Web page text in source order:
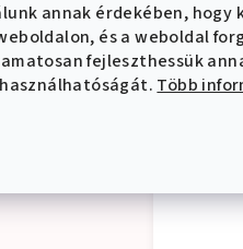
annak érdekében, hogy
és a weboldal
fejleszthessük
Több